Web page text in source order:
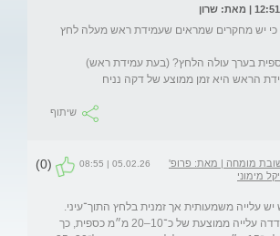
כי יש מחקרים שמראים שעמידת ראש מעלה לחץ
הראש היא זמן ממוצע של דקה נניח
שיתוף
מומחה | מאת: פרופ'
מימוני
05.02.26 | 08:55
(0)
עלייה משמעותית אך זמנית בלחץ התוך־עיני.
במחקרים נמדדה עלייה ממוצעת של כ־10–20 מ״מ כספית, כך